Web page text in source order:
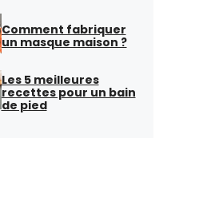
Comment fabriquer
un masque maison ?
Les 5 meilleures
recettes pour un bain
de pied